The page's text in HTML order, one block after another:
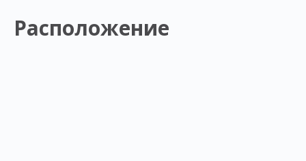
Расположение